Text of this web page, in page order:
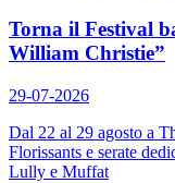
Torna il Festival
William Christie”
29-07-2026
Dal 22 al 29 agosto a
Florissants e serate
Lully e Muffat